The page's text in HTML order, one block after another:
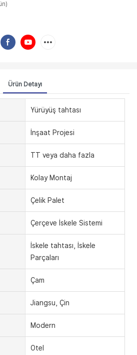
Ürün Detayı
Yürüyüş tahtası
İnşaat Projesi
TT veya daha fazla
Kolay Montaj
Çelik Palet
Çerçeve İskele Sistemi
İskele tahtası, İskele
Parçaları
Çam
Jiangsu, Çin
Modern
Otel